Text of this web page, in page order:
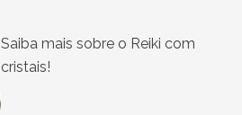
Saiba mais sobre o Reiki com
cristais!